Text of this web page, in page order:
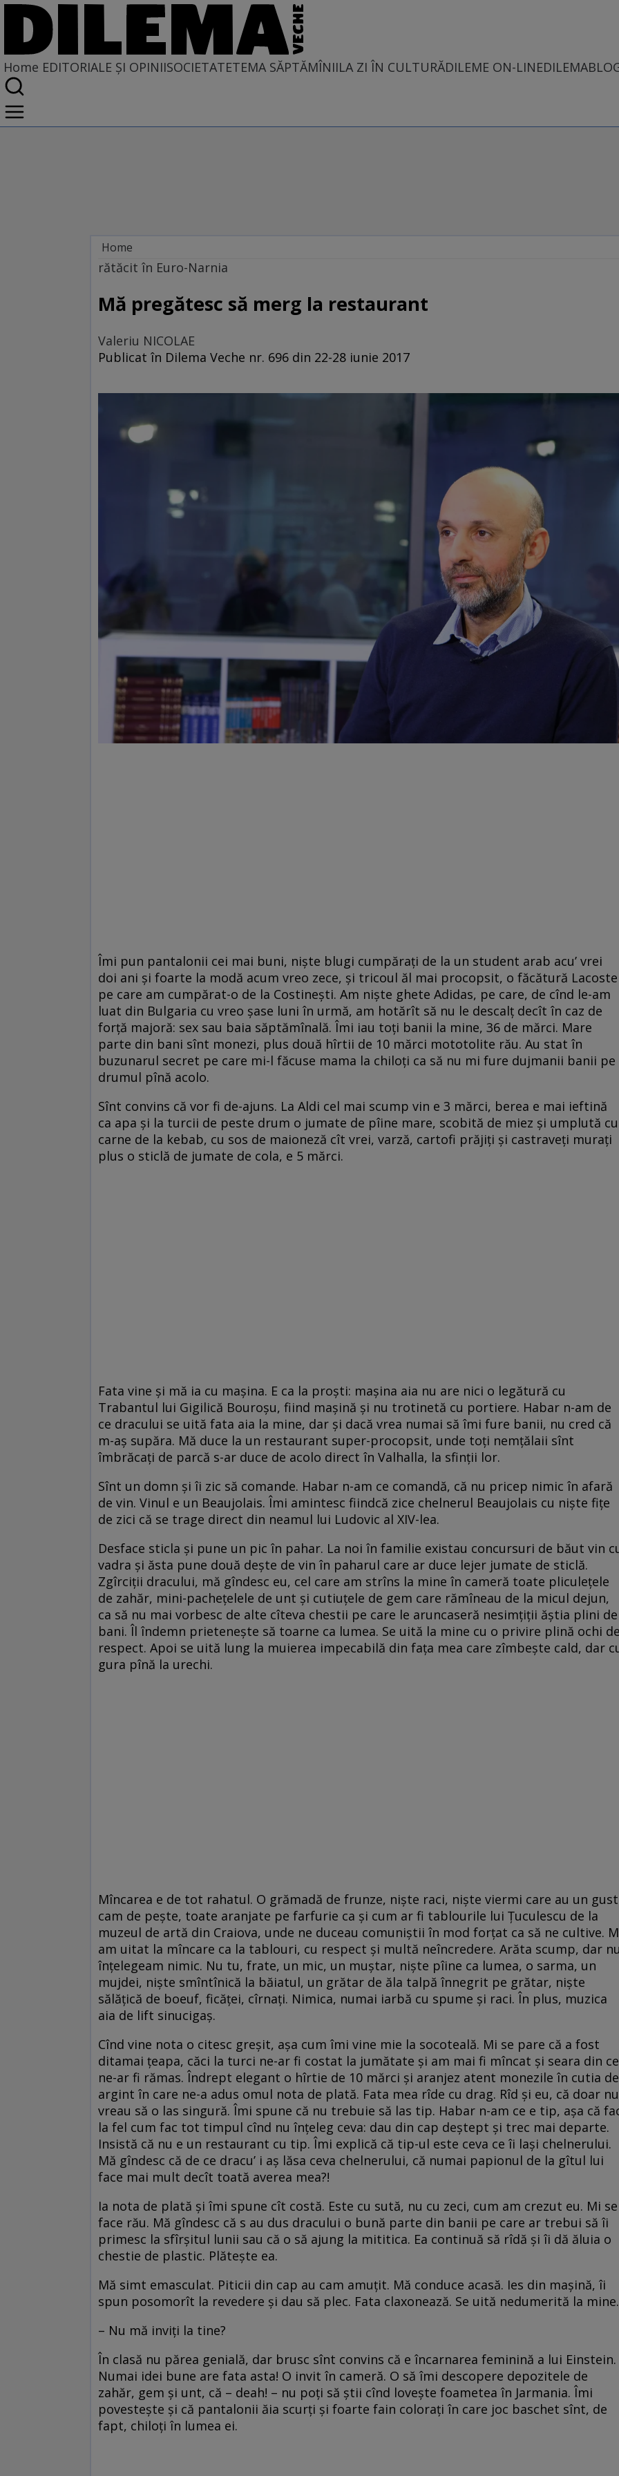
Home EDITORIALE ȘI OPINIISOCIETATETEMA SĂPTĂMÎNIILA ZI ÎN CULTURĂDILEME ON-LINE
Home
EDITORIALE ȘI OPINII
rătăcit în Euro-Narnia
Mă pregătesc să merg la restaurant
Valeriu NICOLAE
Publicat în Dilema Veche nr. 696 din 22-28 iunie 2017
Îmi pun pantalonii cei mai buni, nişte blugi cumpăraţi de la un student arab acu’ vrei
doi ani şi foarte la modă acum vreo zece, şi tricoul ăl mai procopsit, o făcătură Lacoste
pe care am cumpărat-o de la Costineşti. Am nişte ghete Adidas, pe care, de cînd le-am
luat din Bulgaria cu vreo şase luni în urmă, am hotărît să nu le descalţ decît în caz de
forţă majoră: sex sau baia săptămînală. Îmi iau toţi banii la mine, 36 de mărci. Mare
parte din bani sînt monezi, plus două hîrtii de 10 mărci mototolite rău. Au stat în
buzunarul secret pe care mi-l făcuse mama la chiloţi ca să nu mi fure dujmanii banii pe
drumul pînă acolo.
Sînt convins că vor fi de-ajuns. La Aldi cel mai scump vin e 3 mărci, berea e mai ieftină
ca apa şi la turcii de peste drum o jumate de pîine mare, scobită de miez şi umplută cu
carne de la kebab, cu sos de maioneză cît vrei, varză, cartofi prăjiţi şi castraveţi muraţi
plus o sticlă de jumate de cola, e 5 mărci.
Fata vine şi mă ia cu maşina. E ca la proşti: maşina aia nu are nici o legătură cu
Trabantul lui Gigilică Bouroșu, fiind maşină şi nu trotinetă cu portiere. Habar n-am de
ce dracului se uită fata aia la mine, dar şi dacă vrea numai să îmi fure banii, nu cred că
m-aş supăra. Mă duce la un restaurant super-procopsit, unde toţi nemţălaii sînt
îmbrăcaţi de parcă s-ar duce de acolo direct în Valhalla, la sfinţii lor.
Sînt un domn şi îi zic să comande. Habar n-am ce comandă, că nu pricep nimic în afară
de vin. Vinul e un Beaujolais. Îmi amintesc fiindcă zice chelnerul Beaujolais cu nişte fiţe
de zici că se trage direct din neamul lui Ludovic al XIV-lea.
Desface sticla şi pune un pic în pahar. La noi în familie existau concursuri de băut vin
vadra şi ăsta pune două deşte de vin în paharul care ar duce lejer jumate de sticlă.
Zgîrciţii dracului, mă gîndesc eu, cel care am strîns la mine în cameră toate pliculeţele
de zahăr, mini-pacheţelele de unt şi cutiuţele de gem care rămîneau de la micul dejun,
ca să nu mai vorbesc de alte cîteva chestii pe care le aruncaseră nesimţiţii ăştia plini de
bani. Îl îndemn prieteneşte să toarne ca lumea. Se uită la mine cu o privire plină ochi de
respect. Apoi se uită lung la muierea impecabilă din faţa mea care zîmbeşte cald, dar
gura pînă la urechi.
Mîncarea e de tot rahatul. O grămadă de frunze, nişte raci, nişte viermi care au un gust
cam de peşte, toate aranjate pe farfurie ca şi cum ar fi tablourile lui Ţuculescu de la
muzeul de artă din Craiova, unde ne duceau comuniştii în mod forţat ca să ne cultive.
am uitat la mîncare ca la tablouri, cu respect şi multă neîncredere. Arăta scump, dar nu
înţelegeam nimic. Nu tu, frate, un mic, un muştar, nişte pîine ca lumea, o sarma, un
mujdei, nişte smîntînică la băiatul, un grătar de ăla talpă înnegrit pe grătar, nişte
sălăţică de boeuf, ficăţei, cîrnaţi. Nimica, numai iarbă cu spume şi raci. În plus, muzica
aia de lift sinucigaş.
Cînd vine nota o citesc greşit, aşa cum îmi vine mie la socoteală. Mi se pare că a fost
ditamai ţeapa, căci la turci ne-ar fi costat la jumătate şi am mai fi mîncat şi seara din ce
ne-ar fi rămas. Îndrept elegant o hîrtie de 10 mărci şi aranjez atent monezile în cutia de
argint în care ne-a adus omul nota de plată. Fata mea rîde cu drag. Rîd şi eu, că doar nu
vreau să o las singură. Îmi spune că nu trebuie să las tip. Habar n-am ce e tip, aşa că
la fel cum fac tot timpul cînd nu înţeleg ceva: dau din cap deştept şi trec mai departe.
Insistă că nu e un restaurant cu tip. Îmi explică că tip-ul este ceva ce îi laşi chelnerului.
Mă gîndesc că de ce dracu’ i aş lăsa ceva chelnerului, că numai papionul de la gîtul lui
face mai mult decît toată averea mea?!
Ia nota de plată şi îmi spune cît costă. Este cu sută, nu cu zeci, cum am crezut eu. Mi se
face rău. Mă gîndesc că s au dus dracului o bună parte din banii pe care ar trebui să îi
primesc la sfîrşitul lunii sau că o să ajung la mititica. Ea continuă să rîdă şi îi dă ăluia o
chestie de plastic. Plăteşte ea.
Mă simt emasculat. Piticii din cap au cam amuţit. Mă conduce acasă. Ies din maşină, îi
spun posomorît la revedere şi dau să plec. Fata claxonează. Se uită nedumerită la mine.
– Nu mă inviţi la tine?
În clasă nu părea genială, dar brusc sînt convins că e încarnarea feminină a lui Einstein.
Numai idei bune are fata asta! O invit în cameră. O să îmi descopere depozitele de
zahăr, gem şi unt, că – deah! – nu poţi să ştii cînd loveşte foametea în Jarmania. Îmi
povesteşte şi că pantalonii ăia scurţi şi foarte fain coloraţi în care joc baschet sînt, de
fapt, chiloţi în lumea ei.